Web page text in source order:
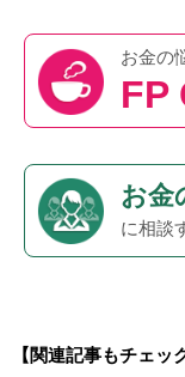
お金の
FP
お金
に相談
【関連記事もチェッ